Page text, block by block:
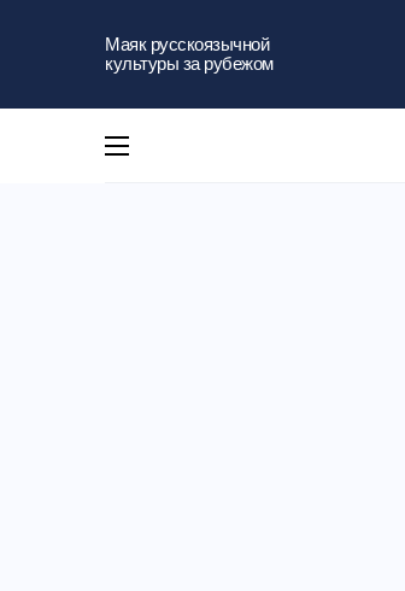
Маяк русскоязычной
культуры за рубежом